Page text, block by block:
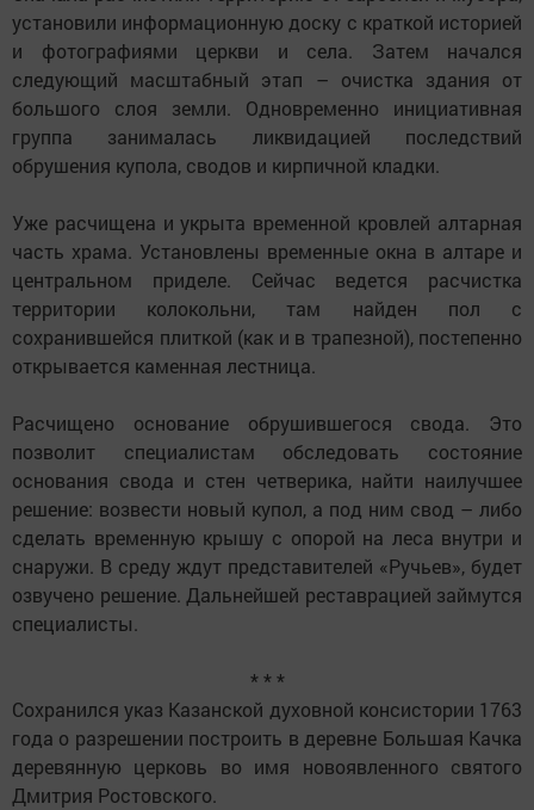
установили информационную доску с краткой историей
и фотографиями церкви и села. Затем начался
следующий масштабный этап – очистка здания от
большого слоя земли. Одновременно инициативная
группа занималась ликвидацией последствий
обрушения купола, сводов и кирпичной кладки.
Уже расчищена и укрыта временной кровлей алтарная
часть храма. Установлены временные окна в алтаре и
центральном приделе. Сейчас ведется расчистка
территории колокольни, там найден пол с
сохранившейся плиткой (как и в трапезной), постепенно
открывается каменная лестница.
Расчищено основание обрушившегося свода. Это
позволит специалистам обследовать состояние
основания свода и стен четверика, найти наилучшее
решение: возвести новый купол, а под ним свод – либо
сделать временную крышу с опорой на леса внутри и
снаружи. В среду ждут представителей «Ручьев», будет
озвучено решение. Дальнейшей реставрацией займутся
специалисты.
* * *
Сохранился указ Казанской духовной консистории 1763
года о разрешении построить в деревне Большая Качка
деревянную церковь во имя новоявленного святого
Дмитрия Ростовского.